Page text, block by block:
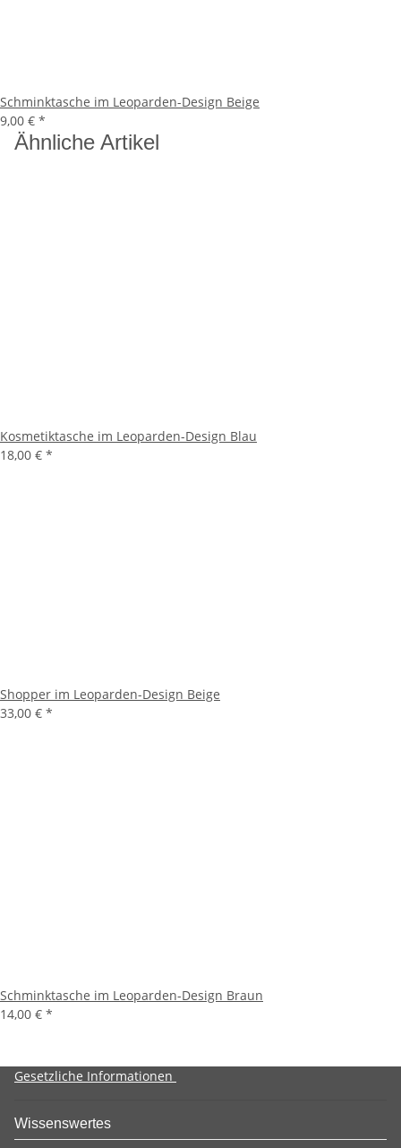
Schminktasche im Leoparden-Design Beige
9,00 € *
Ähnliche Artikel
Kosmetiktasche im Leoparden-Design Blau
18,00 € *
Shopper im Leoparden-Design Beige
33,00 € *
Schminktasche im Leoparden-Design Braun
14,00 € *
Gesetzliche Informationen
Wissenswertes